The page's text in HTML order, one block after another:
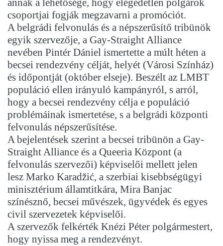
annak a lehetősége, hogy elégedetlen polgárok
csoportjai fogják megzavarni a promóciót.
A belgrádi felvonulás és a népszerűsítő tribünök
egyik szervezője, a Gay-Straight Alliance
nevében Pintér Dániel ismertette a múlt héten a
becsei rendezvény célját, helyét (Városi Színház)
és időpontját (október elseje). Beszélt az LMBT
populáció ellen irányuló kampányról, s arról,
hogy a becsei rendezvény célja e populáció
problémáinak ismertetése, s a belgrádi központi
felvonulás népszerűsítése.
A bejelentések szerint a becsei tribünön a Gay-
Straight Alliance és a Queeria Központ (a
felvonulás szervezői) képviselői mellett jelen
lesz Marko Karadžić, a szerbiai kisebbségügyi
minisztérium államtitkára, Mira Banjac
színésznő, becsei művészek, ügyvédek és egyes
civil szervezetek képviselői.
A szervezők felkérték Knézi Péter polgármestert,
hogy nyissa meg a rendezvényt.